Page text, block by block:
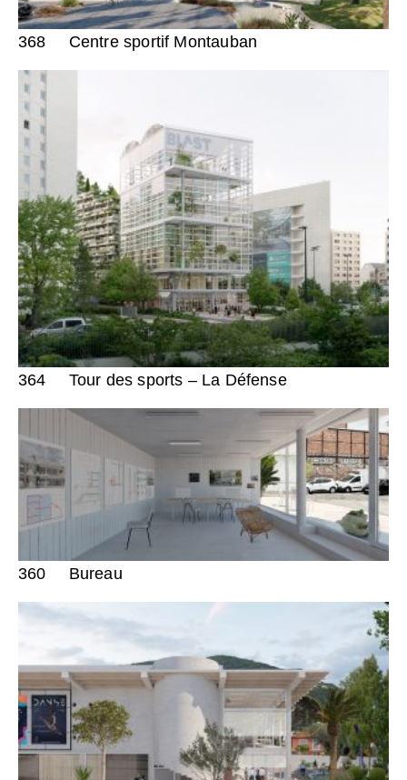
368 Centre sportif Montauban
364 Tour des sports – La Défense
360 Bureau